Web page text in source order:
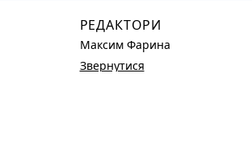
РЕДАКТОРИ
Максим Фарина
Звернутися